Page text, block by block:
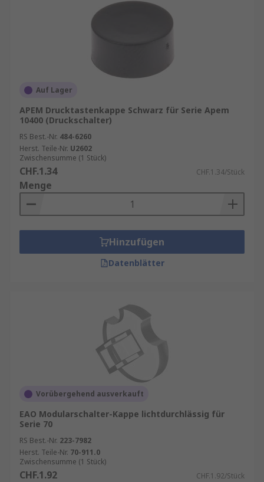
Auf Lager
APEM Drucktastenkappe Schwarz für Serie Apem
10400 (Druckschalter)
RS Best.-Nr. 484-6260
Herst. Teile-Nr. U2602
Zwischensumme (1 Stück)
CHF.1.34 CHF.1.34/Stück
Menge
Hinzufügen
Datenblätter
Vorübergehend ausverkauft
EAO Modularschalter-Kappe lichtdurchlässig für
Serie 70
RS Best.-Nr. 223-7982
Herst. Teile-Nr. 70-911.0
Zwischensumme (1 Stück)
CHF.1.92 CHF.1.92/Stück